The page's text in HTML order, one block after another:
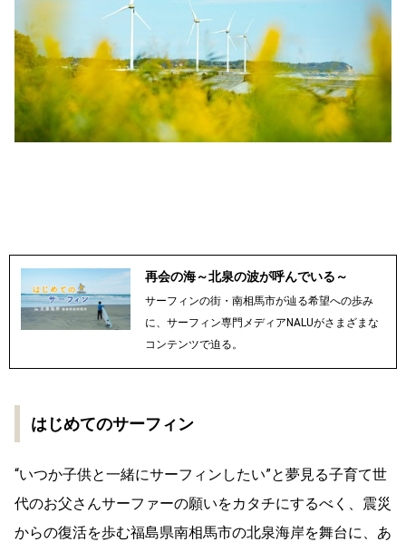
再会の海～北泉の波が呼んでいる～
サーフィンの街・南相馬市が辿る希望への歩み
に、サーフィン専門メディアNALUがさまざまな
コンテンツで迫る。
はじめてのサーフィン
“いつか子供と一緒にサーフィンしたい”と夢見る子育て世
代のお父さんサーファーの願いをカタチにするべく、震災
からの復活を歩む福島県南相馬市の北泉海岸を舞台に、あ